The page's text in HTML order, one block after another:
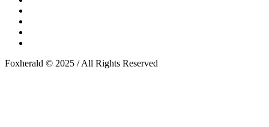
Foxherald © 2025 / All Rights Reserved